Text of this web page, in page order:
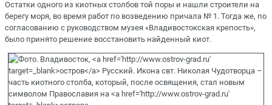
Остатки одного из киотных столбов той поры и нашли строители на
берегу моря, во время работ по возведению причала № 1. Тогда же, по
согласованию с руководством музея «Владивостокская крепость»,
было принято решение восстановить найденный киот.